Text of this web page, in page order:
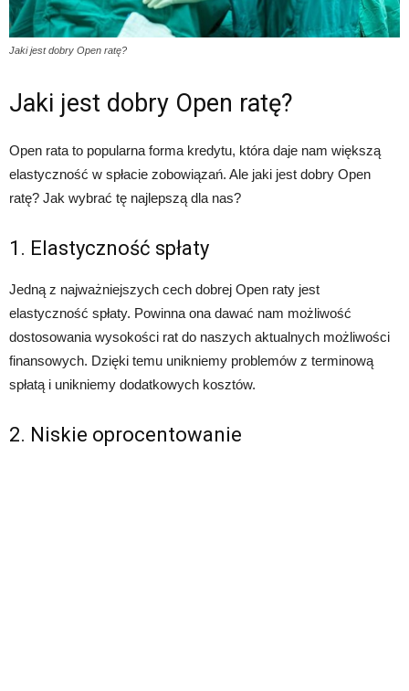
Jaki jest dobry Open ratę?
Jaki jest dobry Open ratę?
Open rata to popularna forma kredytu, która daje nam większą
elastyczność w spłacie zobowiązań. Ale jaki jest dobry Open
ratę? Jak wybrać tę najlepszą dla nas?
1. Elastyczność spłaty
Jedną z najważniejszych cech dobrej Open raty jest
elastyczność spłaty. Powinna ona dawać nam możliwość
dostosowania wysokości rat do naszych aktualnych możliwości
finansowych. Dzięki temu unikniemy problemów z terminową
spłatą i unikniemy dodatkowych kosztów.
2. Niskie oprocentowanie